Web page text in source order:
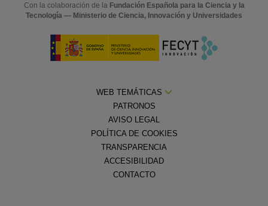
Con la colaboración de la Fundación Española para la Ciencia y la
Tecnología — Ministerio de Ciencia, Innovación y Universidades
WEB TEMÁTICAS
PATRONOS
AVISO LEGAL
POLÍTICA DE COOKIES
TRANSPARENCIA
ACCESIBILIDAD
CONTACTO